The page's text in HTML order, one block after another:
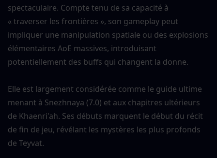
spectaculaire. Compte tenu de sa capacité à
« traverser les frontières », son gameplay peut
impliquer une manipulation spatiale ou des explosions
élémentaires AoE massives, introduisant
potentiellement des buffs qui changent la donne.
Elle est largement considérée comme le guide ultime
menant à Snezhnaya (7.0) et aux chapitres ultérieurs
de Khaenri'ah. Ses débuts marquent le début du récit
de fin de jeu, révélant les mystères les plus profonds
de Teyvat.